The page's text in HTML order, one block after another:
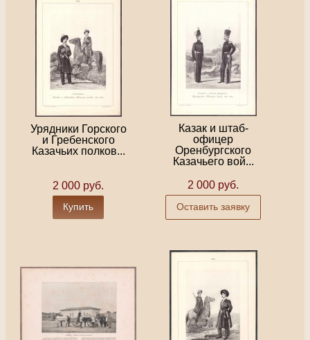
Урядники Горского
и Гребенского
Казачьих полков...
2 000 руб.
Купить
Казак и штаб-
офицер
Оренбургского
Казачьего вой...
2 000 руб.
Оставить заявку